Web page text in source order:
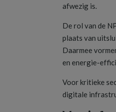
afwezig is.
De rol van de
plaats van
Daarmee
en energie-
Voor kritieke
digitale